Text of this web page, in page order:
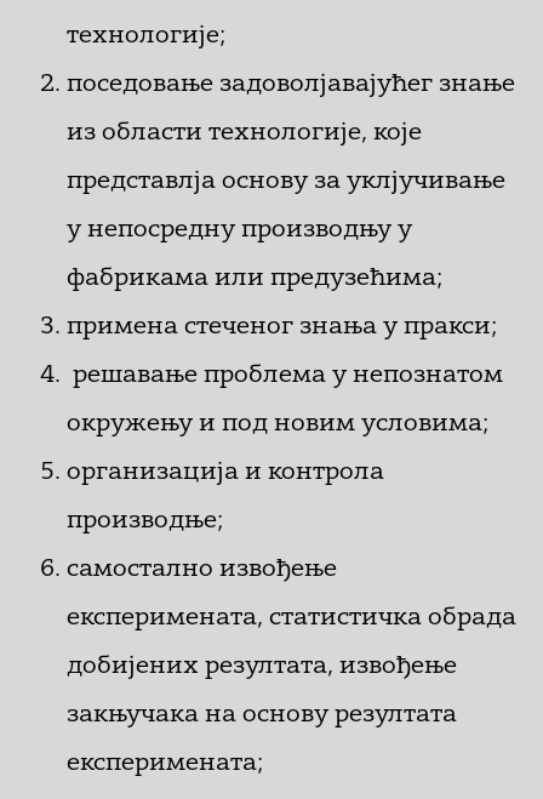
технологије;
поседовање задоволјавајућег знање
из области технологије, које
представлја основу за уклјучивање
у непосредну производњу у
фабрикама или предузећима;
примена стеченог знања у пракси;
решавање проблема у непознатом
окружењу и под новим условима;
организација и контрола
производње;
самостално извођење
експеримената, статистичка обрада
добијених резултата, извођење
закњучака на основу резултата
експеримената;